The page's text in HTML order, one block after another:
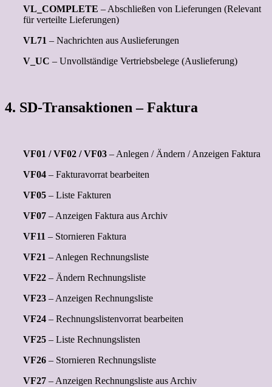
VL_COMPLETE – Abschließen von Lieferungen (Relevant
für verteilte Lieferungen)
VL71 – Nachrichten aus Auslieferungen
V_UC – Unvollständige Vertriebsbelege (Auslieferung)
4. SD-Transaktionen – Faktura
VF01 / VF02 / VF03 – Anlegen / Ändern / Anzeigen Faktura
VF04 – Fakturavorrat bearbeiten
VF05 – Liste Fakturen
VF07 – Anzeigen Faktura aus Archiv
VF11 – Stornieren Faktura
VF21 – Anlegen Rechnungsliste
VF22 – Ändern Rechnungsliste
VF23 – Anzeigen Rechnungsliste
VF24 – Rechnungslistenvorrat bearbeiten
VF25 – Liste Rechnungslisten
VF26 – Stornieren Rechnungsliste
VF27 – Anzeigen Rechnungsliste aus Archiv